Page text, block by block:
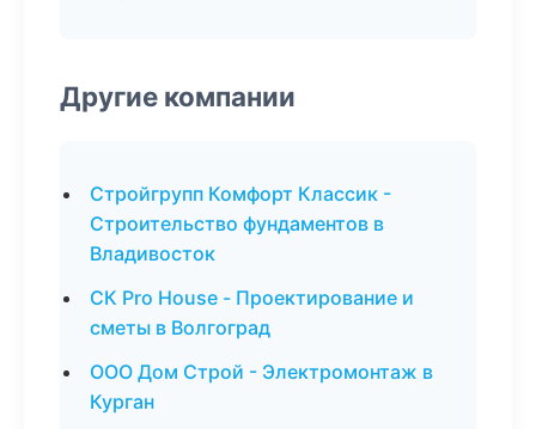
Другие компании
Стройгрупп Комфорт Классик -
Строительство фундаментов в
Владивосток
СК Pro House - Проектирование и
сметы в Волгоград
ООО Дом Строй - Электромонтаж в
Курган